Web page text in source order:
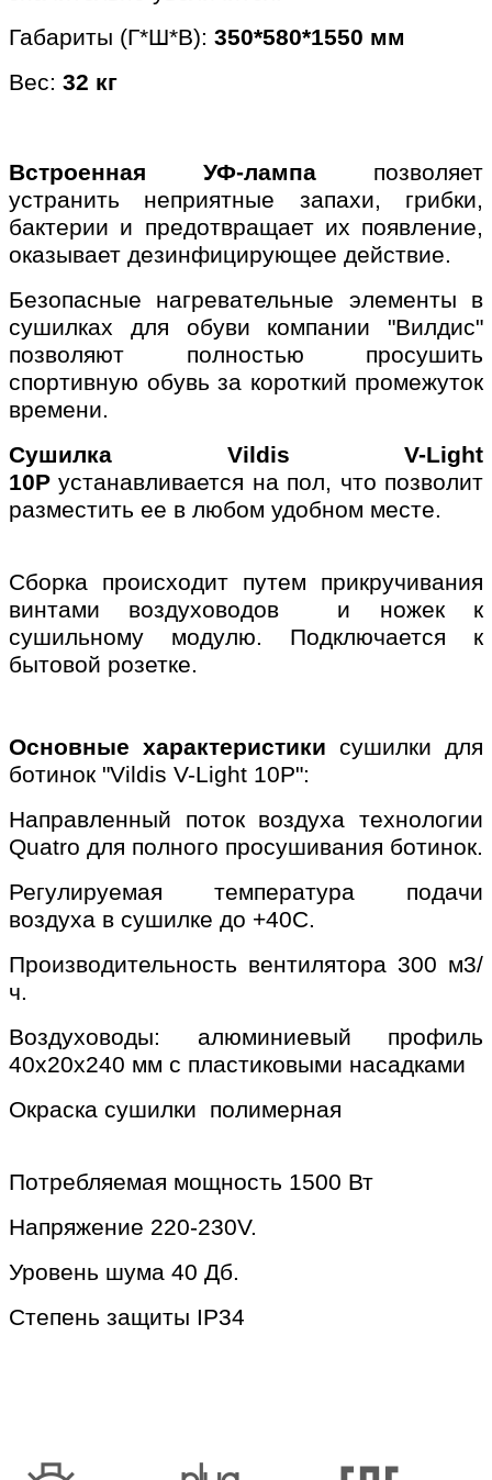
Габариты (Г*Ш*В): 350*580*1550 мм
Вес: 32 кг
Встроенная УФ-лампа позволяет
устранить неприятные запахи, грибки,
бактерии и предотвращает их появление,
оказывает дезинфицирующее действие.
Безопасные нагревательные элементы в
сушилках для обуви компании "Вилдис"
позволяют полностью просушить
спортивную обувь за короткий промежуток
времени.
Сушилка Vildis V-Light
10P устанавливается на пол, что позволит
разместить ее в любом удобном месте.
Сборка происходит путем прикручивания
винтами воздуховодов и ножек к
сушильному модулю. Подключается к
бытовой розетке.
Основные характеристики сушилки для
ботинок "Vildis V-Light 10P":
Направленный поток воздуха технологии
Quatro для полного просушивания ботинок.
Регулируемая температура подачи
воздуха в сушилке до +40С.
Производительность вентилятора 300 м3/
ч.
Воздуховоды: алюминиевый профиль
40х20х240 мм с пластиковыми насадками
Окраска сушилки полимерная
Потребляемая мощность 1500 Вт
Напряжение 220-230V.
Уровень шума 40 Дб.
Степень защиты IP34